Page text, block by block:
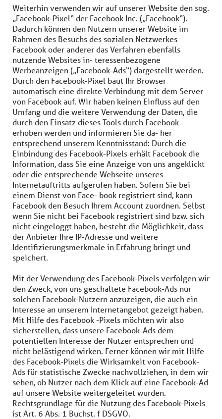
Weiterhin verwenden wir auf unserer Website den sog.
„Facebook-Pixel“ der Facebook Inc. („Facebook“).
Dadurch können den Nutzern unserer Website im
Rahmen des Besuchs des sozialen Netzwerkes
Facebook oder anderer das Verfahren ebenfalls
nutzende Websites in- teressenbezogene
Werbeanzeigen („Facebook-Ads“) dargestellt werden.
Durch den Facebook-Pixel baut Ihr Browser
automatisch eine direkte Verbindung mit dem Server
von Facebook auf. Wir haben keinen Einfluss auf den
Umfang und die weitere Verwendung der Daten, die
durch den Einsatz dieses Tools durch Facebook
erhoben werden und informieren Sie da- her
entsprechend unserem Kenntnisstand: Durch die
Einbindung des Facebook-Pixels erhält Facebook die
Information, dass Sie eine Anzeige von uns angeklickt
oder die entsprechende Webseite unseres
Internetauftritts aufgerufen haben. Sofern Sie bei
einem Dienst von Face- book registriert sind, kann
Facebook den Besuch Ihrem Account zuordnen. Selbst
wenn Sie nicht bei Facebook registriert sind bzw. sich
nicht eingeloggt haben, besteht die Möglichkeit, dass
der Anbieter Ihre IP-Adresse und weitere
Identifizierungsmerkmale in Erfahrung bringt und
speichert.
Mit der Verwendung des Facebook-Pixels verfolgen wir
den Zweck, von uns geschaltete Facebook-Ads nur
solchen Facebook-Nutzern anzuzeigen, die auch ein
Interesse an unserem Internetangebot gezeigt haben.
Mit Hilfe des Facebook -Pixels möchten wir also
sicherstellen, dass unsere Facebook-Ads dem
potentiellen Interesse der Nutzer entsprechen und
nicht belästigend wirken. Ferner können wir mit Hilfe
des Facebook-Pixels die Wirksamkeit von Facebook-
Ads für statistische Zwecke nachvollziehen, in dem wir
sehen, ob Nutzer nach dem Klick auf eine Facebook-Ad
auf unsere Website weitergeleitet wurden.
Rechtsgrundlage für die Nutzung des Facebook-Pixels
ist Art. 6 Abs. 1 Buchst. f DSGVO.